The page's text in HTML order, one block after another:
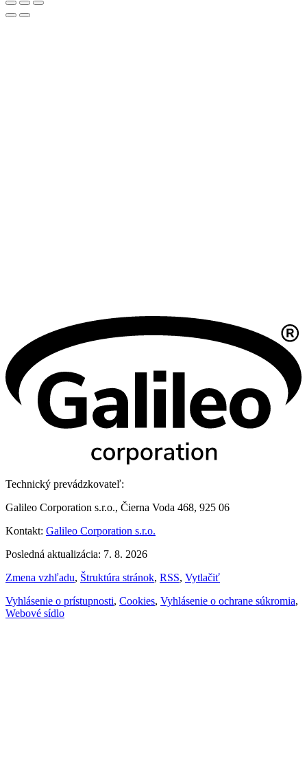
Technický prevádzkovateľ:
Galileo Corporation s.r.o., Čierna Voda 468, 925 06
Kontakt: Galileo Corporation s.r.o.
Posledná aktualizácia: 7. 8. 2026
Zmena vzhľadu, Štruktúra stránok, RSS, Vytlačiť
Vyhlásenie o prístupnosti, Cookies, Vyhlásenie o ochrane súkromia,
Webové sídlo